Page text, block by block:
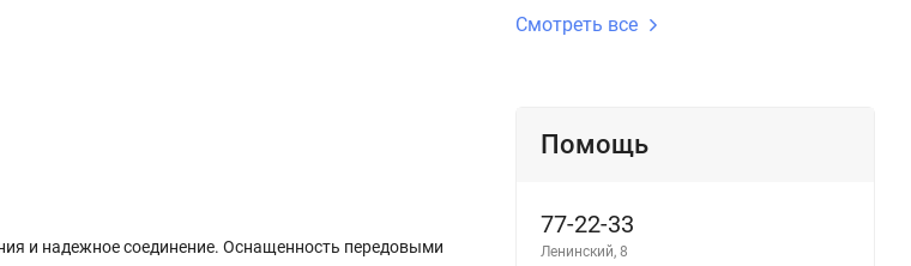
и надежное соединение. Оснащенность передовыми
Смотреть все
Помощь
77-22-33
Ленинский, 8